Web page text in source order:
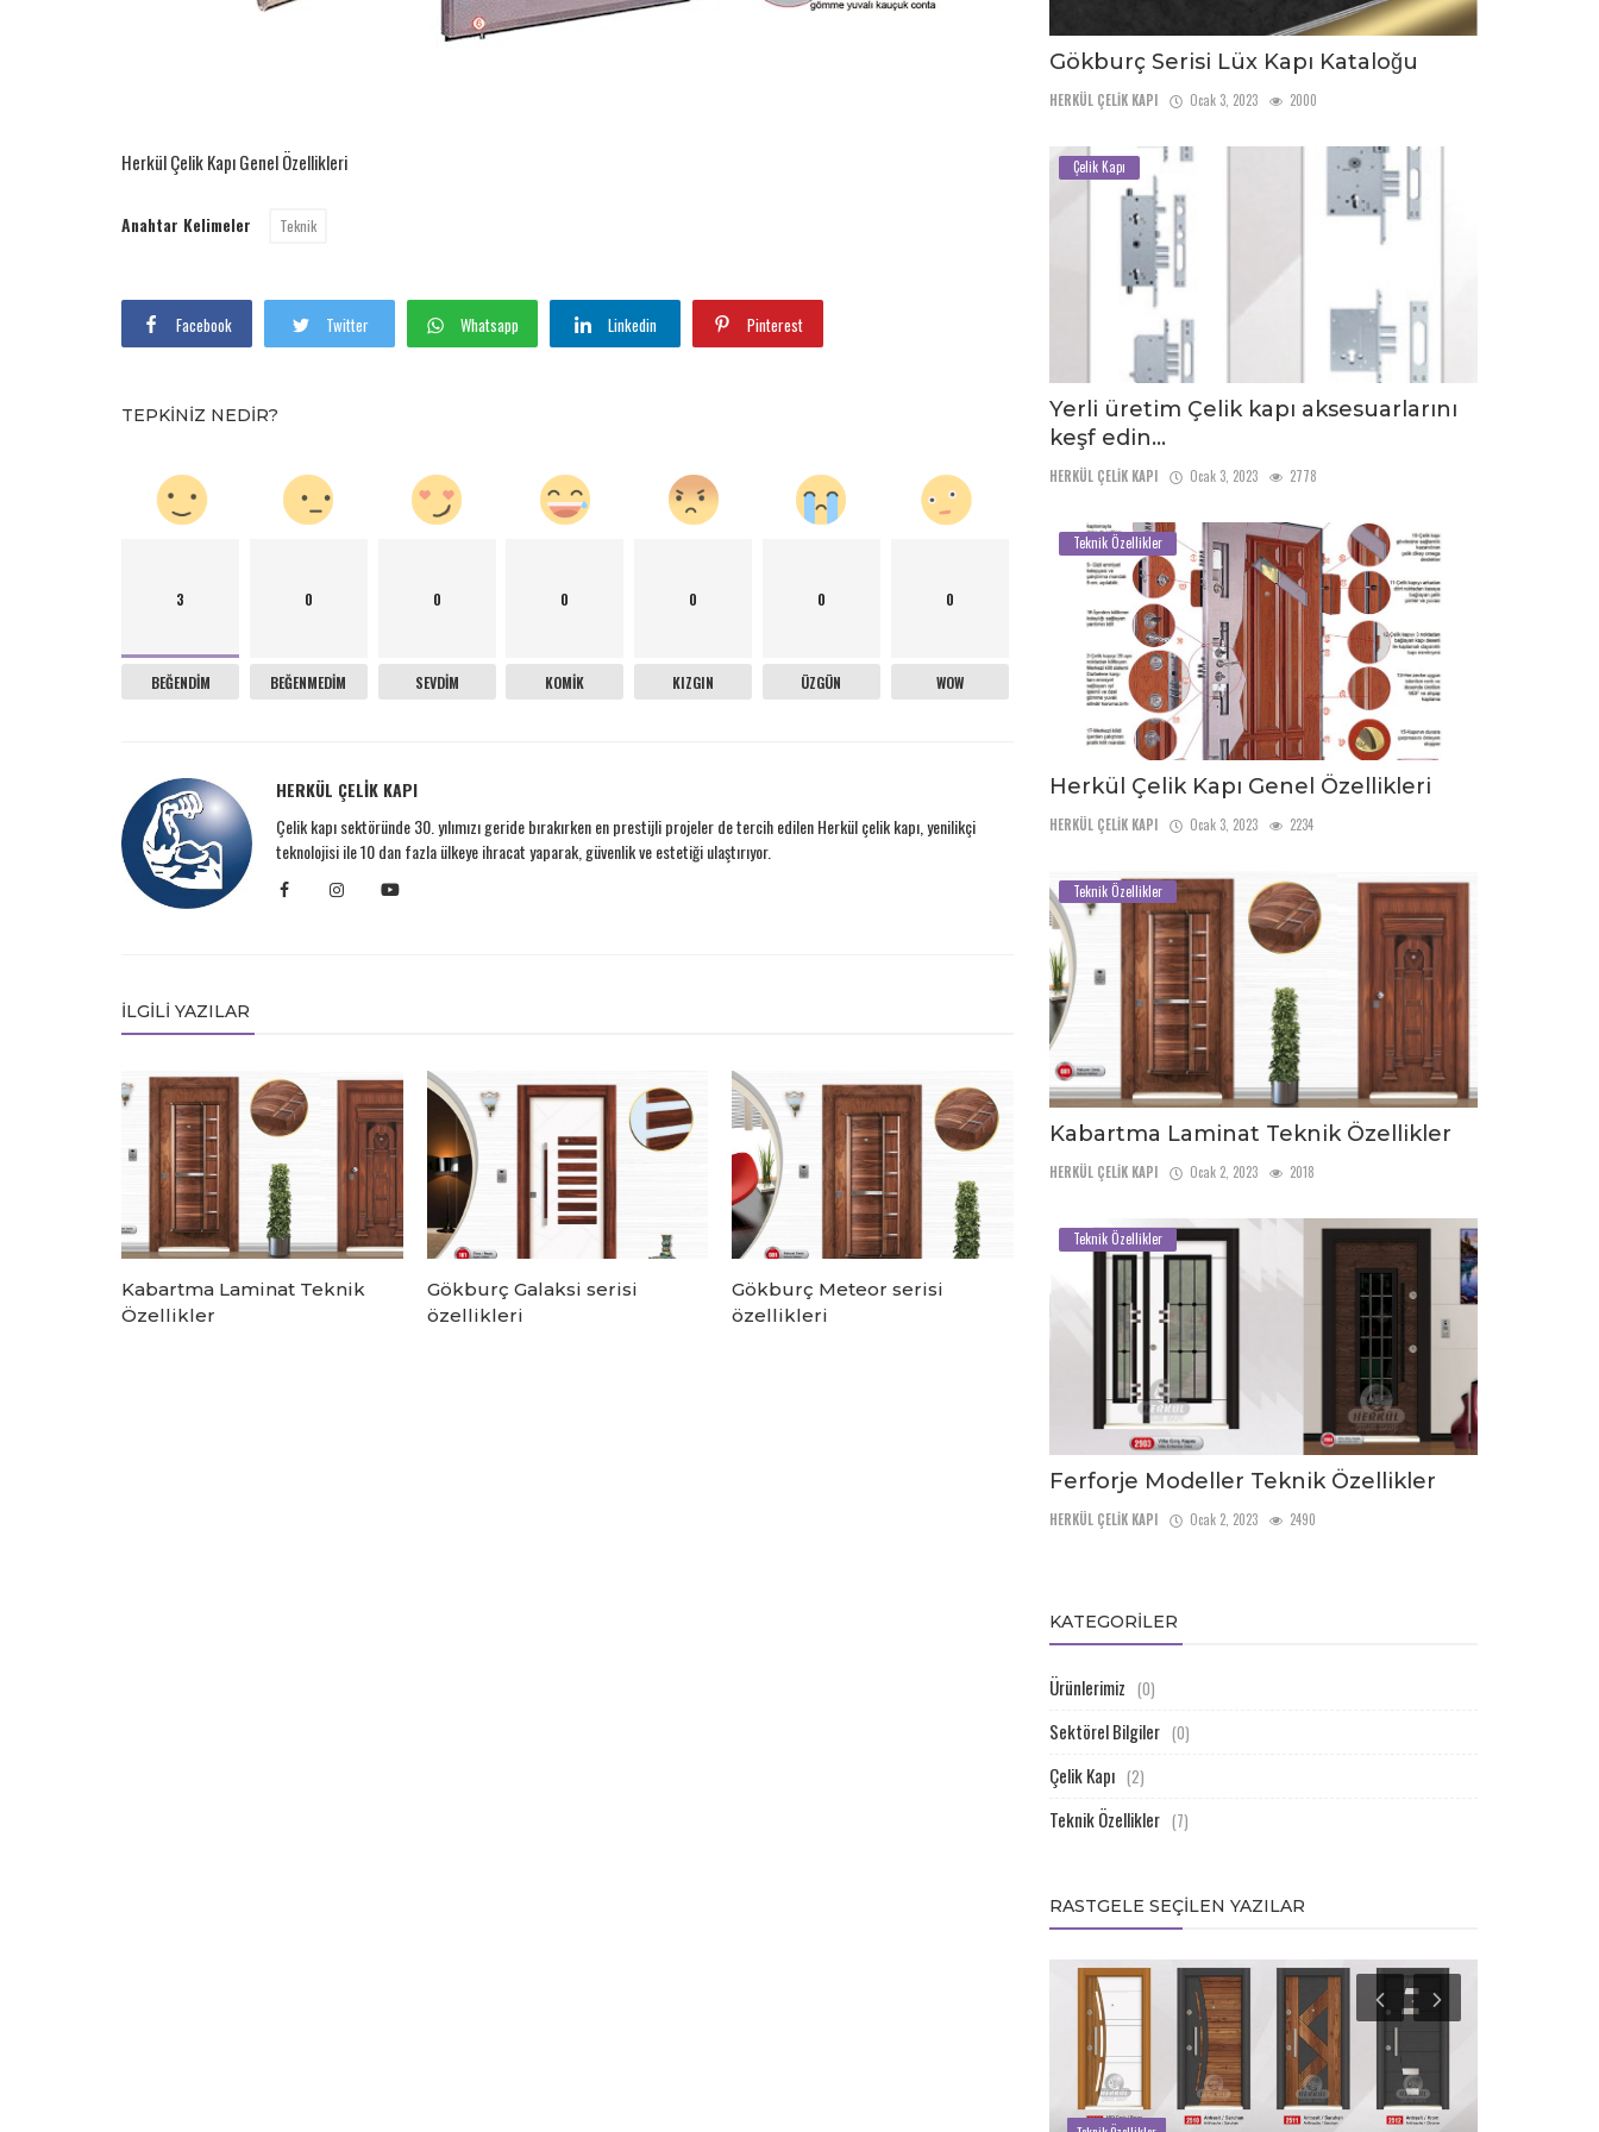
Herkül Çelik Kapı Genel Özellikleri
Anahtar Kelimeler Teknik
Facebook Twitter Whatsapp Linkedin Pinterest
TEPKINIZ NEDIR?
3
BEĞENDIM
0
BEĞENMEDIM
0
SEVDIM
0
KOMIK
0
KIZGIN
0
ÜZGÜN
0
WOW
HERKÜL ÇELİK KAPI
Çelik kapı sektöründe 30. yılımızı geride bırakırken en prestijli projeler de tercih edilen Herkül çelik kapı, yenilikçi
teknolojisi ile 10 dan fazla ülkeye ihracat yaparak, güvenlik ve estetiği ulaştırıyor.
İLGILI YAZILAR
Kabartma Laminat Teknik
Özellikler
Gökburç Galaksi serisi
özellikleri
Gökburç Meteor serisi
özellikleri
Gökburç Serisi Lüx Kapı Kataloğu
HERKÜL ÇELİK KAPI Ocak 3, 2023 2000
Çelik Kapı
Yerli üretim Çelik kapı aksesuarlarını
keşf edin...
HERKÜL ÇELİK KAPI Ocak 3, 2023 2778
Teknik Özellikler
Herkül Çelik Kapı Genel Özellikleri
HERKÜL ÇELİK KAPI Ocak 3, 2023 2234
Teknik Özellikler
Kabartma Laminat Teknik Özellikler
HERKÜL ÇELİK KAPI Ocak 2, 2023 2018
Teknik Özellikler
Ferforje Modeller Teknik Özellikler
HERKÜL ÇELİK KAPI Ocak 2, 2023 2490
KATEGORILER
Ürünlerimiz (0)
Sektörel Bilgiler (0)
Çelik Kapı (2)
Teknik Özellikler (7)
RASTGELE SEÇILEN YAZILAR